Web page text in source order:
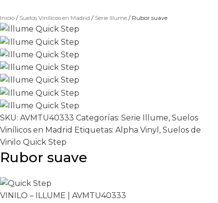
Inicio Suelos Vinílicos en Madrid Serie Illume Rubor suave
SKU: AVMTU40333 Categorías: Serie Illume, Suelos
Vinílicos en Madrid Etiquetas: Alpha Vinyl , Suelos de
Vinilo Quick Step
Rubor suave
VINILO – ILLUME | AVMTU40333